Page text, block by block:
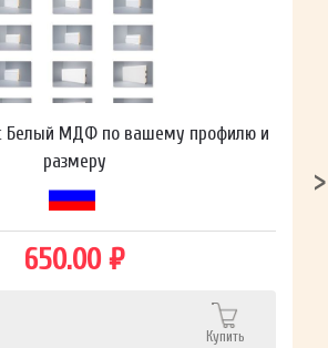
Белый МДФ по вашему профилю и
размеру
650.00 ₽
Купить